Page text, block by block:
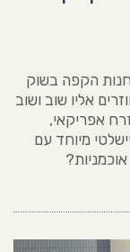
הקפה בשוק
אליו שוב ושוב
אפריקאי,
מיוחד עם